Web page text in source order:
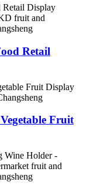
Retail
Fruit